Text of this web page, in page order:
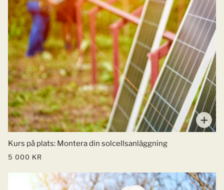
Kurs på plats: Montera din solcellsanläggning
5 000 KR